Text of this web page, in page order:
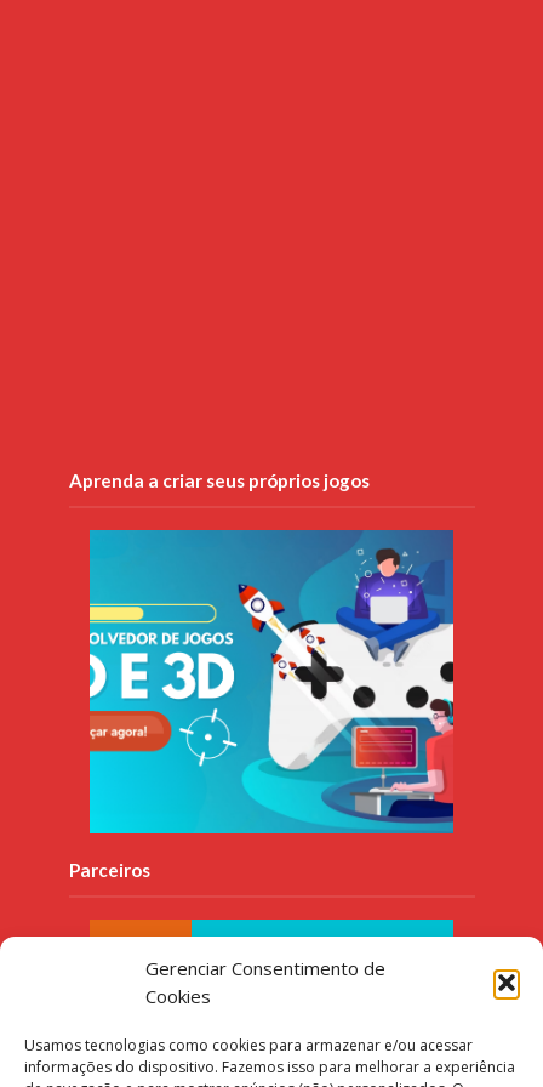
Gerenciar Consentimento de
Cookies
Usamos tecnologias como cookies para armazenar e/ou acessar
informações do dispositivo. Fazemos isso para melhorar a experiência
Aprenda a criar seus próprios jogos
Parceiros